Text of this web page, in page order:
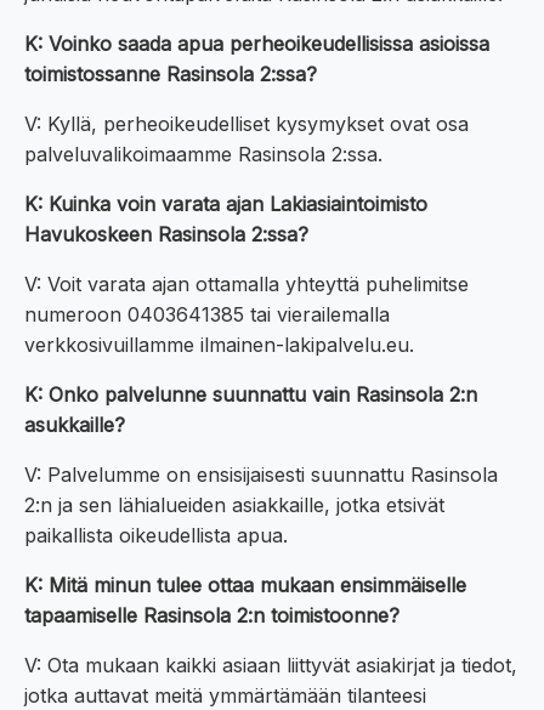
K: Voinko saada apua perheoikeudellisissa asioissa
toimistossanne Rasinsola 2:ssa?
V: Kyllä, perheoikeudelliset kysymykset ovat osa
palveluvalikoimaamme Rasinsola 2:ssa.
K: Kuinka voin varata ajan Lakiasiaintoimisto
Havukoskeen Rasinsola 2:ssa?
V: Voit varata ajan ottamalla yhteyttä puhelimitse
numeroon 0403641385 tai vierailemalla
verkkosivuillamme ilmainen-lakipalvelu.eu.
K: Onko palvelunne suunnattu vain Rasinsola 2:n
asukkaille?
V: Palvelumme on ensisijaisesti suunnattu Rasinsola
2:n ja sen lähialueiden asiakkaille, jotka etsivät
paikallista oikeudellista apua.
K: Mitä minun tulee ottaa mukaan ensimmäiselle
tapaamiselle Rasinsola 2:n toimistoonne?
V: Ota mukaan kaikki asiaan liittyvät asiakirjat ja tiedot,
jotka auttavat meitä ymmärtämään tilanteesi